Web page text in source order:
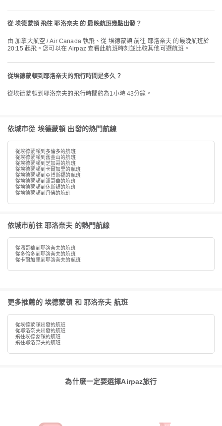
從 埃德蒙頓 飛往 耶洛奈夫 的 最晚航班幾點出發？
由 加拿大航空 / Air Canada 執飛、從 埃德蒙頓 前往 耶洛奈夫 的最晚航班於
20:15 起飛。您可以在 Airpaz 查看此航班時刻並比較其他可選航班。
從埃德蒙頓到耶洛奈夫的飛行時間是多久？
從埃德蒙頓到耶洛奈夫的飛行時間約為1小時 43分鐘。
依城市從 埃德蒙頓 出發的熱門航線
從埃德蒙頓到多倫多的航班
從埃德蒙頓到舊金山的航班
從埃德蒙頓到芝加哥的航班
從埃德蒙頓到卡爾加里的航班
從埃德蒙頓到亞博斯福的航班
從埃德蒙頓到溫哥華的航班
從埃德蒙頓到休斯頓的航班
從埃德蒙頓到丹佛的航班
依城市前往 耶洛奈夫 的熱門航線
從溫哥華到耶洛奈夫的航班
從多倫多到耶洛奈夫的航班
從卡爾加里到耶洛奈夫的航班
更多推薦的 埃德蒙頓 和 耶洛奈夫 航班
從埃德蒙頓出發的航班
從耶洛奈夫出發的航班
飛往埃德蒙頓的航班
飛往耶洛奈夫的航班
為什麼一定要選擇Airpaz旅行